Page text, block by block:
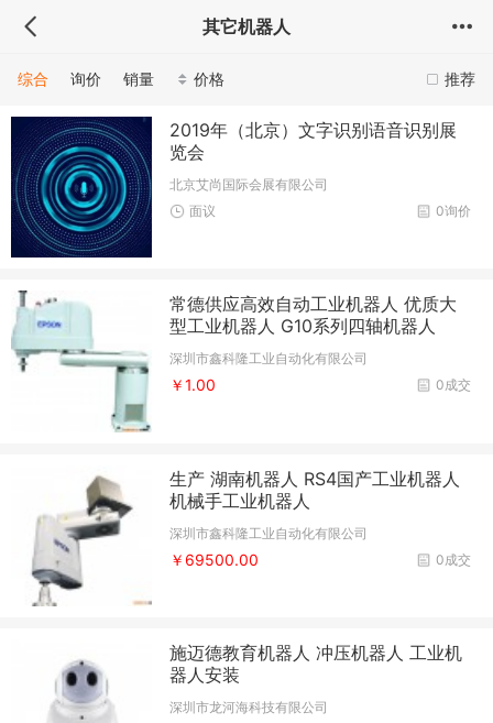
其它机器人
推荐
综合 询价 销量 价格
2019年（北京）文字识别语音识别展
览会
北京艾尚国际会展有限公司
0询价
面议
常德供应高效自动工业机器人 优质大
型工业机器人 G10系列四轴机器人
深圳市鑫科隆工业自动化有限公司
0成交
￥1.00
生产 湖南机器人 RS4国产工业机器人
机械手工业机器人
深圳市鑫科隆工业自动化有限公司
0成交
￥69500.00
施迈德教育机器人 冲压机器人 工业机
器人安装
深圳市龙河海科技有限公司